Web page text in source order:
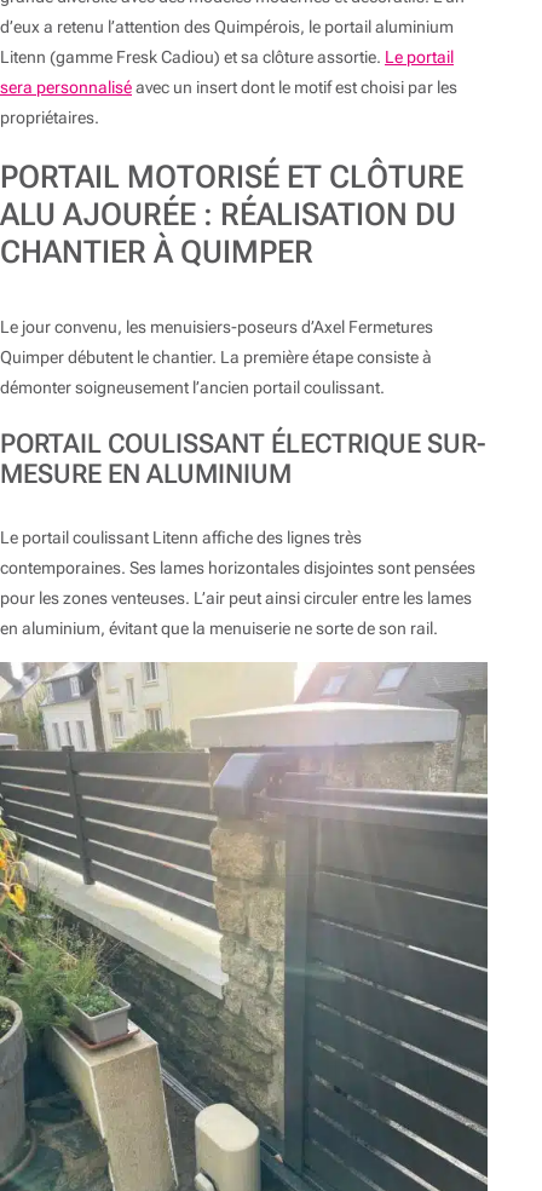
d’eux a retenu l’attention des Quimpérois, le portail aluminium
Litenn (gamme Fresk Cadiou) et sa clôture assortie. Le portail
sera personnaliséavec un insert dont le motif est choisi par les
propriétaires.
PORTAIL MOTORISÉ ET CLÔTURE
ALU AJOURÉE : RÉALISATION DU
CHANTIER À QUIMPER
Le jour convenu, les menuisiers-poseurs d’Axel Fermetures
Quimper débutent le chantier. La première étape consiste à
démonter soigneusement l’ancien portail coulissant.
PORTAIL COULISSANT ÉLECTRIQUE SUR-
MESURE EN ALUMINIUM
Le portail coulissant Litenn affiche des lignes très
contemporaines. Ses lames horizontales disjointes sont pensées
pour les zones venteuses. L’air peut ainsi circuler entre les lames
en aluminium, évitant que la menuiserie ne sorte de son rail.